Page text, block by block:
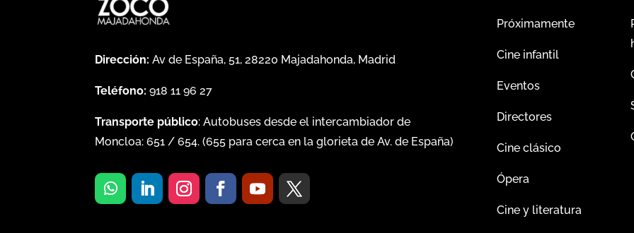
Dirección: Av de España, 51, 28220 Majadahonda, Madrid
Teléfono: 918 11 96 27
Transporte público: Autobuses desde el intercambiador de
Moncloa:651 /654. (655 para cerca en la glorieta de Av. de España)
Próximamente
Cine infantil
Eventos
Directores
Cine clásico
Ópera
Cine y literatura